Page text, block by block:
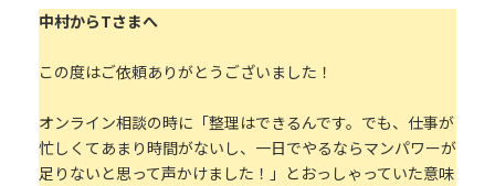
中村からTさまへ
この度はご依頼ありがとうございました！
オンライン相談の時に「整理はできるんです。でも、仕事が
忙しくてあまり時間がないし、一日でやるならマンパワーが
足りないと思って声かけました！」とおっしゃっていた意味